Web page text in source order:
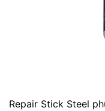
Repair Stick Steel